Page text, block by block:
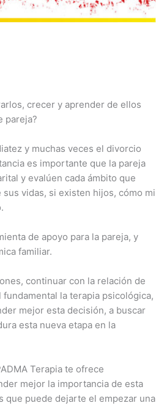
crecer y aprender de ellos
pareja?
y muchas veces el divorcio
es importante que la pareja
y evalúen cada ámbito que
vidas, si existen hijos, cómo mi
de apoyo para la pareja, y
familiar.
continuar con la relación de
la terapia psicológica,
mejor esta decisión, a buscar
esta nueva etapa en la
Terapia te ofrece
mejor la importancia de esta
que puede dejarte el empezar una